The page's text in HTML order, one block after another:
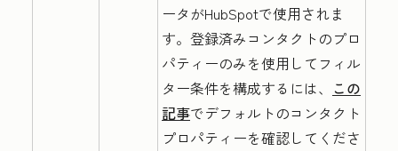
ータがHubSpotで使用されま
す。登録済みコンタクトのプロ
パティーのみを使用してフィル
ター条件を構成するには、 この
記事でデフォルトのコンタクト
プロパティーを確認してくださ